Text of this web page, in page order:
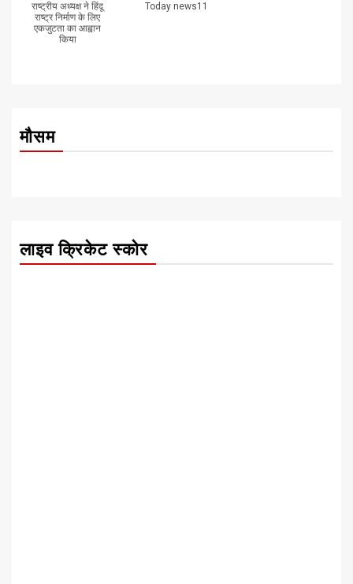
राष्ट्रीय अध्यक्ष ने हिंदू
राष्ट्र निर्माण के लिए
एकजुटता का आह्वान
किया
Today news11
मौसम
लाइव क्रिकेट स्कोर